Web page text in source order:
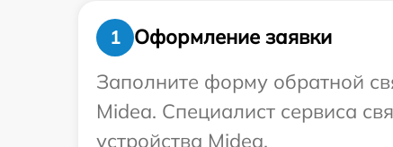
1
Оформление заявки
Заполните форму обратной
Midea. Специалист сервиса
устройства Midea.